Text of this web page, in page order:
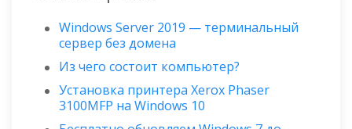
Windows Server 2019 — терминальный
сервер без домена
Из чего состоит компьютер?
Установка принтера Xerox Phaser
3100MFP на Windows 10